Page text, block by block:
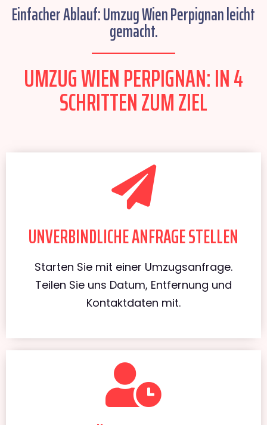
Einfacher Ablauf: Umzug Wien Perpignan leicht
gemacht.
UMZUG WIEN PERPIGNAN: IN 4
SCHRITTEN ZUM ZIEL
UNVERBINDLICHE ANFRAGE STELLEN
Starten Sie mit einer Umzugsanfrage.
Teilen Sie uns Datum, Entfernung und
Kontaktdaten mit.